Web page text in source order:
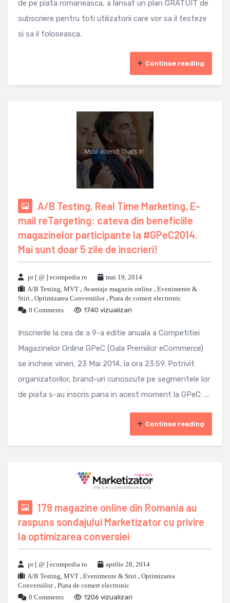
de pe piata romaneasca, a lansat un plan GRATUIT de
subscriere pentru toti utilizatorii care vor sa il testeze
si sa il foloseasca.
Continue reading
A/B Testing, Real Time Marketing, E-
mail reTargeting: cateva din beneficiile
magazinelor participante la #GPeC2014.
Mai sunt doar 5 zile de inscrieri!
pr [ @ ] ecompedia ro
mai 19, 2014
A/B Testing, MVT , Avantaje magazin online , Evenimente &
Stiri , Optimizarea Conversiilor, Piata de comert electronic
0 Comments
1740 vizualizari
Inscrierile la cea de a 9-a editie anuala a Competitiei
Magazinelor Online GPeC (Gala Premiilor eCommerce)
se incheie vineri, 23 Mai 2014, la ora 23:59. Potrivit
organizatorilor, brand-uri cunoscute pe segmentele lor
de piata s-au inscris pana in acest moment la GPeC: ...
Continue reading
179 magazine online din Romania au
raspuns sondajului Marketizator cu privire
la optimizarea conversiei
pr [ @ ] ecompedia ro
aprilie 28, 2014
A/B Testing, MVT , Evenimente & Stiri , Optimizarea
Conversiilor, Piata de comert electronic
0 Comments
1206 vizualizari